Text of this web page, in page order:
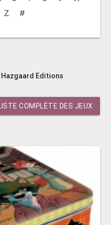
Z #
Editions
COMPLÈTE DES JEUX